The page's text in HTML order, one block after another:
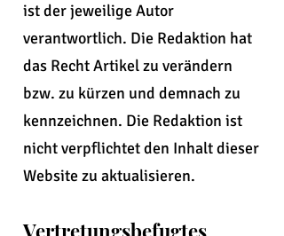
ist der jeweilige Autor
verantwortlich. Die Redaktion hat
das Recht Artikel zu verändern
bzw. zu kürzen und demnach zu
kennzeichnen. Die Redaktion ist
nicht verpflichtet den Inhalt dieser
Website zu aktualisieren.
Vertretungsbefugtes